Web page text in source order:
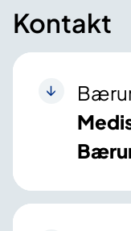
Kontakt